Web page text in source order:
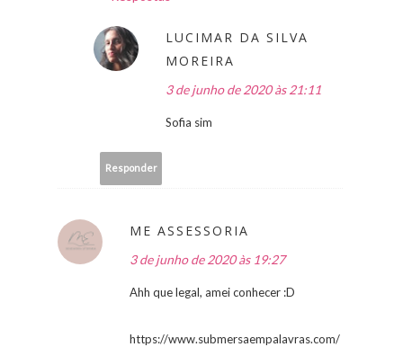
LUCIMAR DA SILVA
MOREIRA
3 de junho de 2020 às 21:11
Sofia sim
Responder
ME ASSESSORIA
3 de junho de 2020 às 19:27
Ahh que legal, amei conhecer :D
https://www.submersaempalavras.com/